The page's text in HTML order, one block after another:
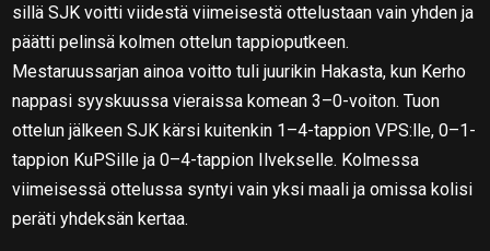
sillä SJK voitti viidestä viimeisestä ottelustaan vain yhden ja
päätti pelinsä kolmen ottelun tappioputkeen.
Mestaruussarjan ainoa voitto tuli juurikin Hakasta, kun Kerho
nappasi syyskuussa vieraissa komean 3–0-voiton. Tuon
ottelun jälkeen SJK kärsi kuitenkin 1–4-tappion VPS:lle, 0–1-
tappion KuPSille ja 0–4-tappion Ilvekselle. Kolmessa
viimeisessä ottelussa syntyi vain yksi maali ja omissa kolisi
peräti yhdeksän kertaa.